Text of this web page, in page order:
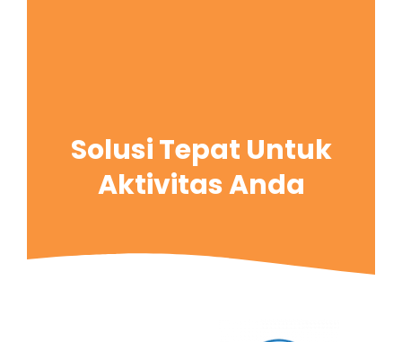
Solusi Tepat Untuk
Aktivitas Anda